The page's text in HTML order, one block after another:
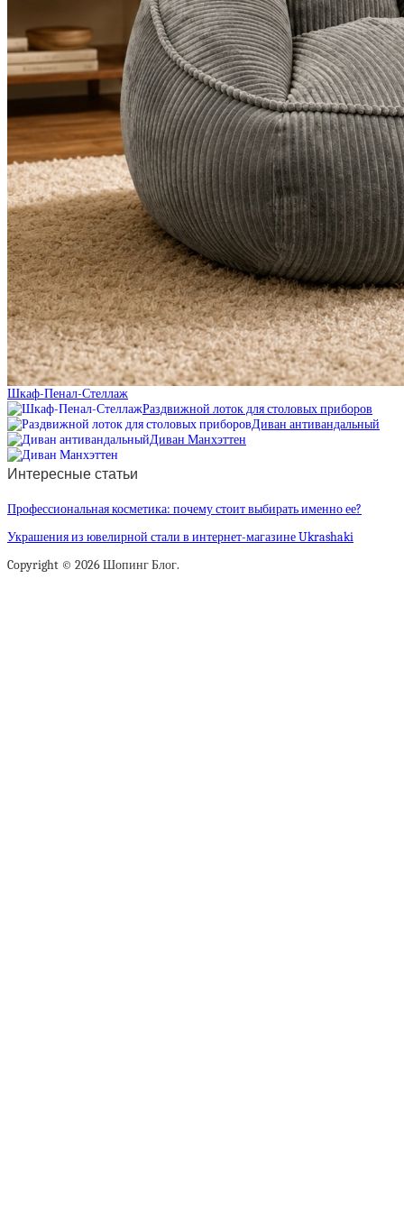
Шкаф-Пенал-Стеллаж
Раздвижной лоток для столовых приборов
Диван антивандальный
Диван Манхэттен
Интересные статьи
Профессиональная косметика: почему стоит выбирать именно ее?
Украшения из ювелирной стали в интернет-магазине Ukrashaki
Copyright © 2026 Шопинг Блог.